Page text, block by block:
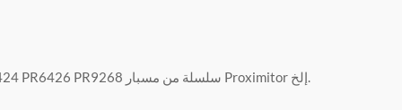
ألمانيا EPRO MMS6000 بطاقة نظام MMS3000 بطاقة نظام PR6422 PR6423 PR6424 PR6426 PR9268 سلسلة من مسبار Proximitor إلخ.